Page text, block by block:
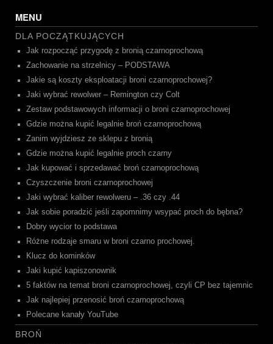
MENU
DLA POCZĄTKUJĄCYCH
Jak rozpocząć przygodę z bronią czarnoprochową
Zachowanie na strzelnicy – PODSTAWA
Jakie są koszty eksploatacji broni czarnoprochowej?
Jaki wybrać rewolwer – Remington czy Colt
Zestaw podstawowych informacji o broni czarnoprochowej
Gdzie można kupić legalnie broń czarnoprochową
Zanim wyjdziesz ze sklepu z bronią
Gdzie można kupić legalnie proch czarny
Jak kupować i sprzedawać broń czarnoprochową
Czyszczenie broni czarnoprochowej
Jaki wybrać kaliber rewolweru – .36 czy .44
Jak sobie poradzić jeśli zapomnimy wsypać proch do bębna?
Dobry wycior to podstawa
Różne rodzaje smaru w broni czarno prochowej.
Klucz do kominków
Jaki kupić kapiszonownik
5 faktów na temat broni czarnoprochowej, czyli CP bez tajemnic
Jak najlepiej przenosić broń czarnoprochową
Polecane kanały YouTube
BROŃ